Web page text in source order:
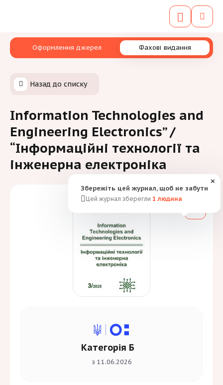
Оформлення джерел Фахові видання
Назад до списку
Information Technologies and
Engineering Electronics” /
“Інформаційні технології та
інженерна електроніка
Категорія Б
з 11.06.2026
Збережіть цей журнал, щоб не забути
Цей журнал зберегли 1 людина
✕